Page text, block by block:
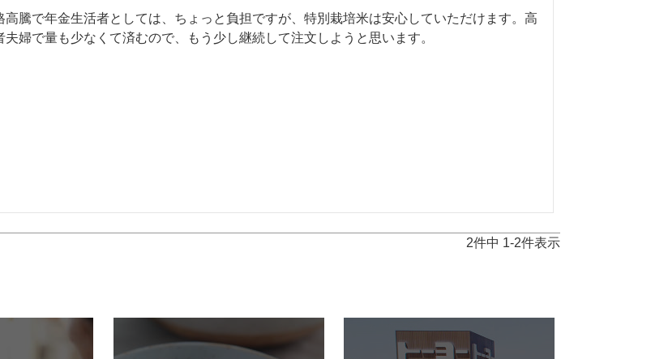
高騰で年金生活者としては、ちょっと負担ですが、特別栽培米は安心していただけます。高
夫婦で量も少なくて済むので、もう少し継続して注文しようと思います。
2件中 1-2件表示